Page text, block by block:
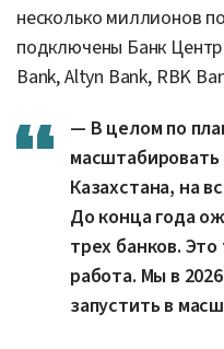
несколько миллионов
подключены Банк
Bank, Altyn Bank, RBK
— В целом по
масштабировать
Казахстана, на
До конца года
трех банков.
работа. Мы в
запустить в